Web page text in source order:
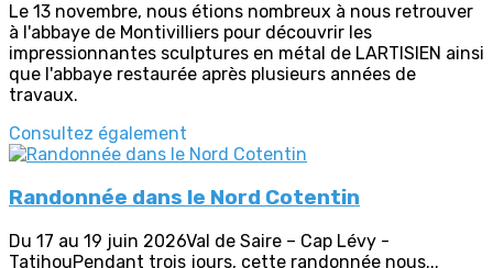
Le 13 novembre, nous étions nombreux à nous retrouver
à l'abbaye de Montivilliers pour découvrir les
impressionnantes sculptures en métal de LARTISIEN ainsi
que l'abbaye restaurée après plusieurs années de
travaux.
Consultez également
Randonnée dans le Nord Cotentin
Du 17 au 19 juin 2026Val de Saire – Cap Lévy -
TatihouPendant trois jours, cette randonnée nous...